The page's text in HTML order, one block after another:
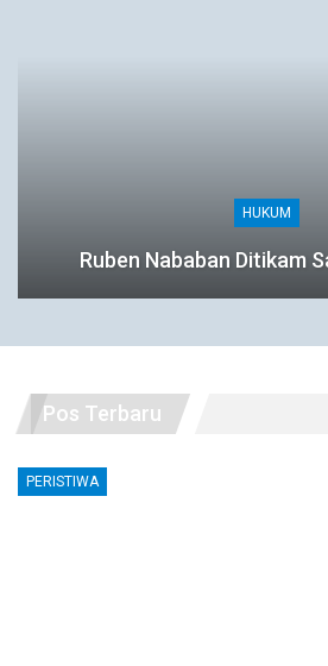
HUKUM
Ruben Nababan Ditikam
Pos Terbaru
PERISTIWA